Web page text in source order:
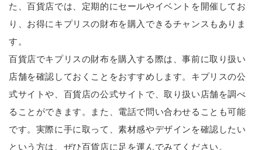
た、百貨店では、定期的にセールやイベントを開催してお
り、お得にキプリスの財布を購入できるチャンスもありま
す。
百貨店でキプリスの財布を購入する際は、事前に取り扱い
店舗を確認しておくことをおすすめします。キプリスの公
式サイトや、百貨店の公式サイトで、取り扱い店舗を調べ
ることができます。また、電話で問い合わせることも可能
です。実際に手に取って、素材感やデザインを確認したい
という方は、ぜひ百貨店に足を運んでみてください。